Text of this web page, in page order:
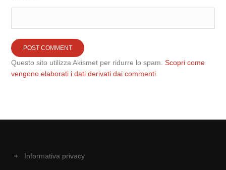
Questo sito utilizza Akismet per ridurre lo spam.Scopri come
vengono elaborati i dati derivati dai commenti
Informativa privacy